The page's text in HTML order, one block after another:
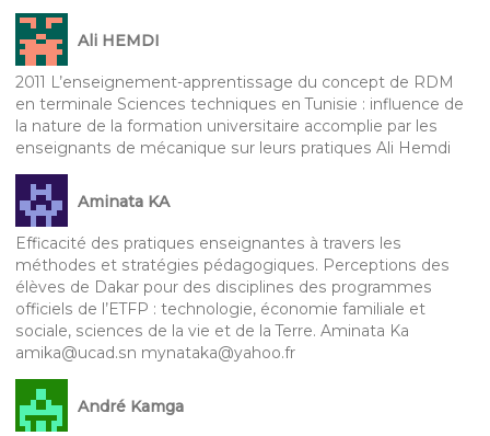
Ali HEMDI
2011 L’enseignement-apprentissage du concept de RDM
en terminale Sciences techniques en Tunisie : influence de
la nature de la formation universitaire accomplie par les
enseignants de mécanique sur leurs pratiques Ali Hemdi
Aminata KA
Efficacité des pratiques enseignantes à travers les
méthodes et stratégies pédagogiques. Perceptions des
élèves de Dakar pour des disciplines des programmes
officiels de l’ETFP : technologie, économie familiale et
sociale, sciences de la vie et de la Terre. Aminata Ka
amika@ucad.sn mynataka@yahoo.fr
André Kamga